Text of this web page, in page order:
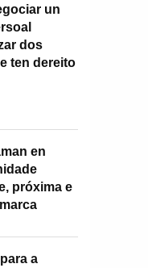
un
dos
ten dereito
en
próxima e
a